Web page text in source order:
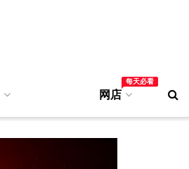
网店
每天必看